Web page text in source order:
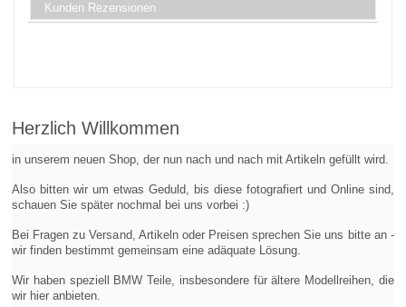
Kunden Rezensionen
Herzlich Willkommen
in unserem neuen Shop, der nun nach und nach mit Artikeln gefüllt wird.
Also bitten wir um etwas Geduld, bis diese fotografiert und Online sind,
schauen Sie später nochmal bei uns vorbei :)
Bei Fragen zu Versand, Artikeln oder Preisen sprechen Sie uns bitte an -
wir finden bestimmt gemeinsam eine adäquate Lösung.
Wir haben speziell BMW Teile, insbesondere für ältere Modellreihen, die
wir hier anbieten.